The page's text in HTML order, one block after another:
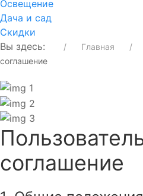
Освещение
Дача и сад
Скидки
Вы здесь:
Главная
соглашение
соглашение